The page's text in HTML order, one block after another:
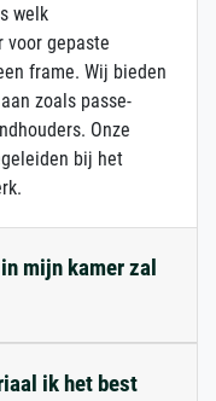
welk
voor gepaste
frame. Wij bieden
zoals passe-
Onze
bij het
mijn kamer zal
ik het best